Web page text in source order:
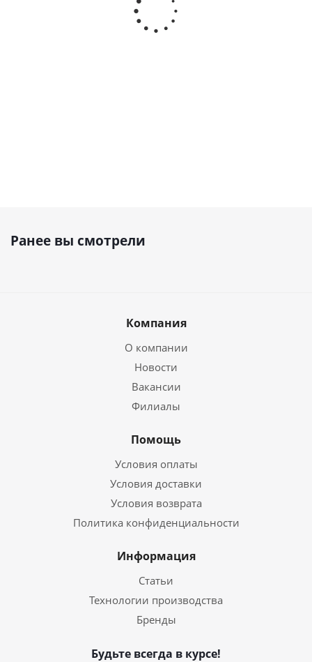
Ранее вы смотрели
Компания
О компании
Новости
Вакансии
Филиалы
Помощь
Условия оплаты
Условия доставки
Условия возврата
Политика конфиденциальности
Информация
Статьи
Технологии производства
Бренды
Будьте всегда в курсе!